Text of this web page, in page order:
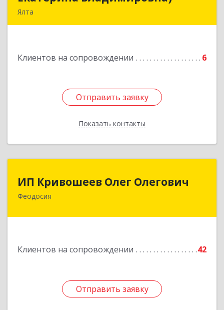
Ялта
Клиентов на сопровождении 6
Отправить заявку
Показать контакты
Отправить заявку
Назад
ИП Кривошеев Олег Олегович
Феодосия
Клиентов на сопровождении 42
Отправить заявку
Отправить заявку